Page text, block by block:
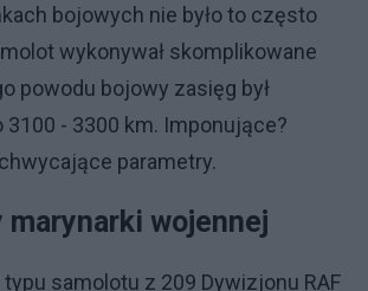
bojowych nie było to często
wykonywał skomplikowane
powodu bojowy zasięg był
3100 - 3300 km. Imponujące?
parametry.
marynarki wojennej
typu samolotu z 209 Dywizjonu RAF